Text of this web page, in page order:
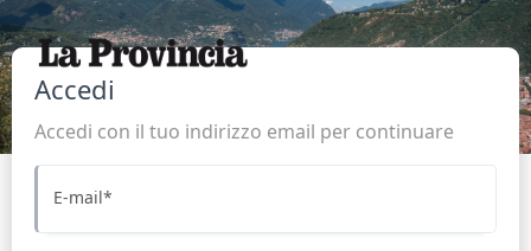
Accedi
Accedi con il tuo indirizzo email per continuare
E-mail*